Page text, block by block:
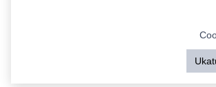
Estatistikak